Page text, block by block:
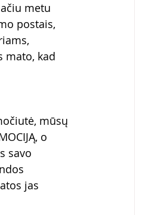
metu
postais,
mato, kad
mūsų
o
savo
jas